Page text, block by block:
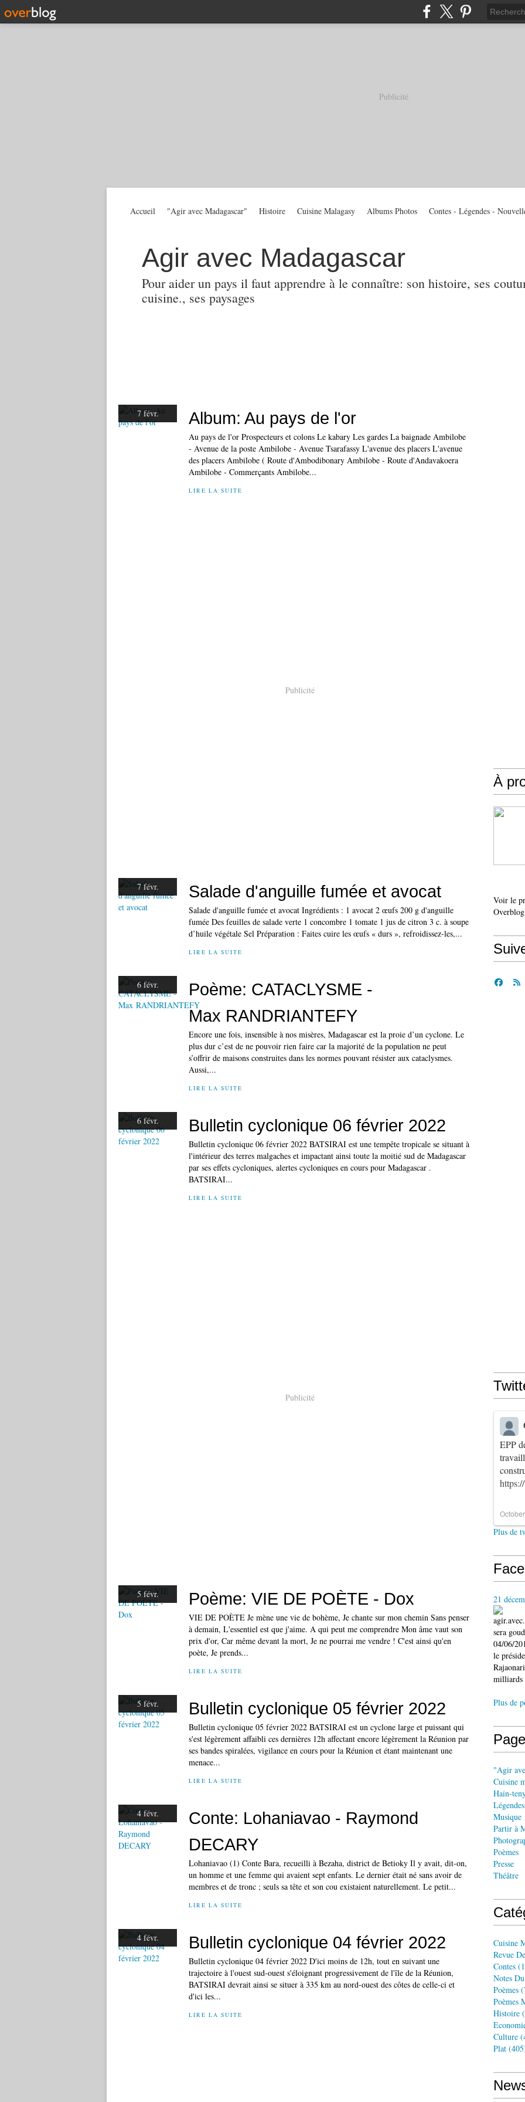
Publicité
Agir avec Madagascar
Pour aider un pays il faut apprendre à le connaître: son histoire, ses
cuisine., ses paysages
Accueil "Agir avec Madagascar" Histoire Cuisine Malagasy Albums Photos Contes - Légendes -
7 févr. Album: ​​​​​​​Au pays de l'or
Au pays de l'or Prospecteurs et colons Le kabary Les gardes La baignade Ambilobe
- Avenue de la poste Ambilobe - Avenue Tsarafassy L'avenue des placers L'avenue
des placers Ambilobe ( Route d'Ambodibonary Ambilobe - Route d'Andavakoera
Ambilobe - Commerçants Ambilobe...
LIRE LA SUITE
Publicité
7 févr. Salade d'anguille fumée et avocat
Salade d'anguille fumée et avocat Ingrédients : 1 avocat 2 œufs 200 g d'anguille
fumée Des feuilles de salade verte 1 concombre 1 tomate 1 jus de citron 3 c. à soupe
d’huile végétale Sel Préparation : Faites cuire les œufs « durs », refroidissez-les,...
LIRE LA SUITE
6 févr.
Poème: CATACLYSME -
Max RANDRIANTEFY
Encore une fois, insensible à nos misères, Madagascar est la proie d’un cyclone. Le
plus dur c’est de ne pouvoir rien faire car la majorité de la population ne peut
s’offrir de maisons construites dans les normes pouvant résister aux cataclysmes.
Aussi,...
LIRE LA SUITE
6 févr. Bulletin cyclonique 06 février 2022
Bulletin cyclonique 06 février 2022 BATSIRAI est une tempête tropicale se situant à
l'intérieur des terres malgaches et impactant ainsi toute la moitié sud de Madagascar
par ses effets cycloniques, alertes cycloniques en cours pour Madagascar .
BATSIRAI...
LIRE LA SUITE
Publicité
5 févr. Poème: VIE DE POÈTE - Dox
VIE DE POÈTE Je mène une vie de bohème, Je chante sur mon chemin Sans penser
à demain, L'essentiel est que j'aime. A qui peut me comprendre Mon âme vaut son
prix d'or, Car même devant la mort, Je ne pourrai me vendre ! C'est ainsi qu'en
poète, Je prends...
LIRE LA SUITE
5 févr. Bulletin cyclonique 05 février 2022
Bulletin cyclonique 05 février 2022 BATSIRAI est un cyclone large et puissant qui
s'est légèrement affaibli ces dernières 12h affectant encore légèrement la Réunion par
ses bandes spiralées, vigilance en cours pour la Réunion et étant maintenant une
menace...
LIRE LA SUITE
4 févr.
Conte: Lohaniavao - Raymond
DECARY
Lohaniavao (1) Conte Bara, recueilli à Bezaha, district de Betioky Il y avait, dit-on,
un homme et une femme qui avaient sept enfants. Le dernier était né sans avoir de
membres et de tronc ; seuls sa tête et son cou existaient naturellement. Le petit...
LIRE LA SUITE
4 févr. Bulletin cyclonique 04 février 2022
Bulletin cyclonique 04 février 2022 D'ici moins de 12h, tout en suivant une
trajectoire à l'ouest sud-ouest s'éloignant progressivement de l'île de la Réunion,
BATSIRAI devrait ainsi se situer à 335 km au nord-ouest des côtes de celle-ci et
d'ici les...
LIRE LA SUITE
À
Voir le
Overblog
EPP
Plus de
21
sera
04/06/
le
milliards
Plus de
"Agir
Cuisine
Hain-
Légendes
Musique
Partir à
Poèmes
Presse
Théâtre
Cuisine
Revue
Contes
Notes Du
Poèmes
Poèmes
Histoire
Culture
Plat